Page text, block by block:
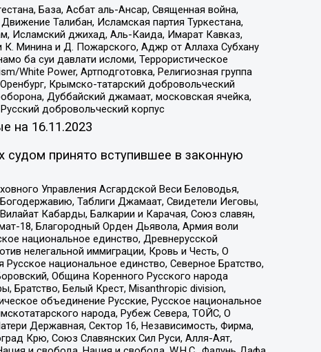
База, Асбат аль-Ансар, Священная война,
Талибан, Исламская партия Туркестана,
Исламский джихад, Аль-Каида, Имарат Кавказ,
Минина и Д. Пожарского, Аджр от Аллаха Субхану
ба суи давлати исломи, Террористическое
Power, Артподготовка, Религиозная группа
Крымско-татарский добровольческий
Дуббайский джамаат, московская ячейка,
добровольческий корпус
на 16.11.2023
принято вступившее в законную
Управления Асгардской Веси Беловодья,
Таблиги Джамаат, Свидетели Иеговы,
Кабарды, Балкарии и Карачая, Союз славян,
18, Благородный Орден Дьявола, Армия воли
национальное единство, Древнерусской
нелегальной иммиграции, Кровь и Честь, О
национальное единство, Северное Братство,
Община Коренного Русского народа
Братство, Белый Крест, Misanthropic division,
объединение Русские, Русское национальное
народа, Рубеж Севера, ТОЙС, О
Державная, Сектор 16, Независимость, Фирма,
Крю, Союз Славянских Сил Руси, Алля-Аят,